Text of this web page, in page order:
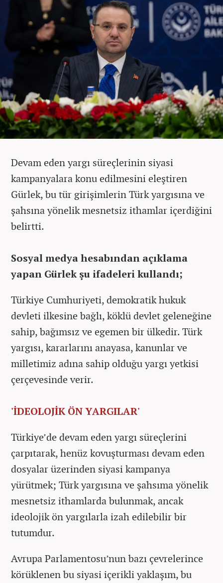
Devam eden yargı süreçlerinin siyasi
kampanyalara konu edilmesini eleştiren
Gürlek, bu tür girişimlerin Türk yargısına ve
şahsına yönelik mesnetsiz ithamlar içerdiğini
belirtti.
Sosyal medya hesabından açıklama
yapan Gürlek şu ifadeleri kullandı;
Türkiye Cumhuriyeti, demokratik hukuk
devleti ilkesine bağlı, köklü devlet geleneğine
sahip, bağımsız ve egemen bir ülkedir. Türk
yargısı, kararlarını anayasa, kanunlar ve
milletimiz adına sahip olduğu yargı yetkisi
çerçevesinde verir.
'İDEOLOJİK ÖN YARGILAR'
Türkiye’de devam eden yargı süreçlerini
çarpıtarak, henüz kovuşturması devam eden
dosyalar üzerinden siyasi kampanya
yürütmek; Türk yargısına ve şahsıma yönelik
mesnetsiz ithamlarda bulunmak, ancak
ideolojik ön yargılarla izah edilebilir bir
tutumdur.
Avrupa Parlamentosu’nun bazı çevrelerince
körüklenen bu siyasi içerikli yaklaşım, bu